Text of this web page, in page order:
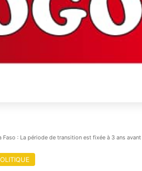
Faso : La période de transition est fixée à 3 ans